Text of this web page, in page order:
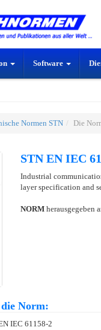
Software
Normen STN Die
STN EN IEC
Industrial
layer specification and
NORM herausgegeben
Norm:
IEC 61158-2